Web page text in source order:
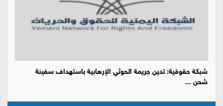
شبكة حقوقية: تدين جريمة الحوثي الإرهابية باستهداف سفينة
شحن ...